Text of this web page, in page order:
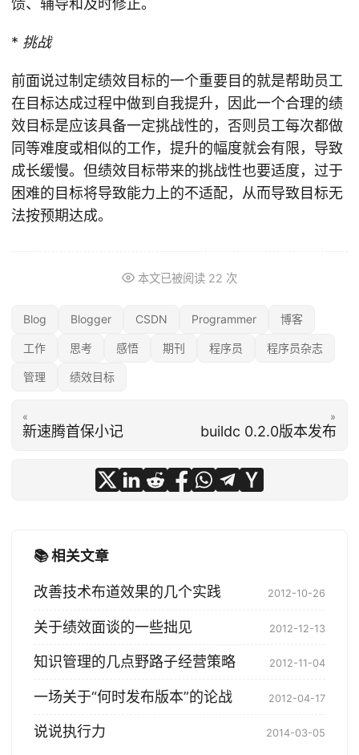
馈、辅导和及时修正。
* 挑战
前面说过制定绩效目标的一个重要目的就是帮助员工
在目标达成过程中做到自我提升，因此一个合理的绩
效目标是应该具备一定挑战性的，否则员工每次都做
同等难度或相似的工作，提升的幅度就会有限，导致
成长缓慢。但绩效目标带来的挑战性也要适度，过于
困难的目标将导致能力上的不适配，从而导致目标无
法按预期达成。
本文已被阅读 22 次
Blog Blogger CSDN Programmer 博客
工作 思考 感悟 期刊 程序员 程序员杂志
管理 绩效目标
«
新速腾首保小记
»
buildc 0.2.0版本发布
📚 相关文章
改善技术布道效果的几个实践 2012-10-26
关于绩效面谈的一些拙见 2012-12-13
知识管理的几点野路子经营策略 2012-11-04
一场关于“何时发布版本”的论战 2012-04-17
说说执行力 2014-03-05